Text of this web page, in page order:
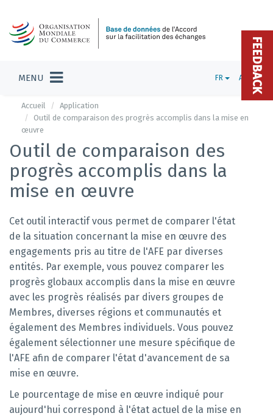
MENU FR ADMIN
Accueil
Application
Outil de comparaison des progrès accomplis dans la mise en
œuvre
Outil de comparaison des
progrès accomplis dans la
mise en œuvre
Cet outil interactif vous permet de comparer l'état
de la situation concernant la mise en œuvre des
engagements pris au titre de l'AFE par diverses
entités. Par exemple, vous pouvez comparer les
progrès globaux accomplis dans la mise en œuvre
avec les progrès réalisés par divers groupes de
Membres, diverses régions et communautés et
également des Membres individuels. Vous pouvez
également sélectionner une mesure spécifique de
l'AFE afin de comparer l'état d'avancement de sa
mise en œuvre.
Le pourcentage de mise en œuvre indiqué pour
aujourd'hui correspond à l'état actuel de la mise en
FEEDBACK